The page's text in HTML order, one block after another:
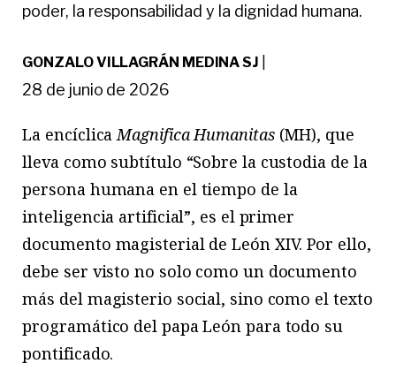
poder, la responsabilidad y la dignidad humana.
GONZALO VILLAGRÁN MEDINA SJ
28 de junio de 2026
La encíclicaMagnifica Humanitas(MH), que
lleva como subtítulo “Sobre la custodia de la
persona humana en el tiempo de la
inteligencia artificial”, es el primer
documento magisterial de León XIV. Por ello,
debe ser visto no solo como un documento
más del magisterio social, sino como el texto
programático del papa León para todo su
pontificado.